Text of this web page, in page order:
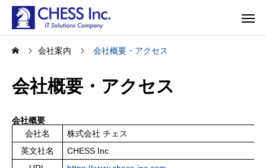
会社案内 会社概要・アクセス
会社概要・アクセス
会社概要
会社名
株式会社 チェス
英文社名
CHESS Inc.